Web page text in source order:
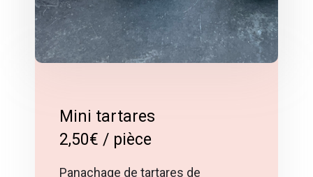
Mini tartares
2,50€ / pièce
Panachage de tartares de